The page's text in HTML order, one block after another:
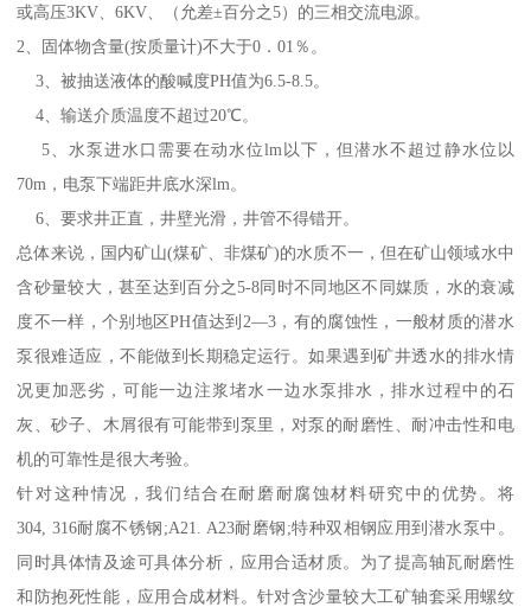
或高压3KV、6KV、（允差±百分之5）的三相交流电源。
2、固体物含量(按质量计)不大于0．01％。
3、被抽送液体的酸喊度PH值为6.5-8.5。
4、输送介质温度不超过20℃。
5、水泵进水口需要在动水位lm以下，但潜水不超过静水位以
70m，电泵下端距井底水深lm。
6、要求井正直，井壁光滑，井管不得错开。
总体来说，国内矿山(煤矿、非煤矿)的水质不一，但在矿山领域水中
含砂量较大，甚至达到百分之5-8同时不同地区不同媒质，水的衰减
度不一样，个别地区PH值达到2—3，有的腐蚀性，一般材质的潜水
泵很难适应，不能做到长期稳定运行。如果遇到矿井透水的排水情
况更加恶劣，可能一边注浆堵水一边水泵排水，排水过程中的石
灰、砂子、木屑很有可能带到泵里，对泵的耐磨性、耐冲击性和电
机的可靠性是很大考验。
针对这种情况，我们结合在耐磨耐腐蚀材料研究中的优势。将
304, 316耐腐不锈钢;A21. A23耐磨钢;特种双相钢应用到潜水泵中。
同时具体情及途可具体分析，应用合适材质。为了提高轴瓦耐磨性
和防抱死性能，应用合成材料。针对含沙量较大工矿轴套采用螺纹